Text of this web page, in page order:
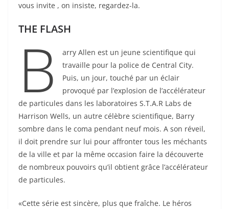
vous invite , on insiste, regardez-la.
THE FLASH
B
arry Allen est un jeune scientifique qui
travaille pour la police de Central City.
Puis, un jour, touché par un éclair
provoqué par l’explosion de l’accélérateur
de particules dans les laboratoires S.T.A.R Labs de
Harrison Wells, un autre célèbre scientifique, Barry
sombre dans le coma pendant neuf mois. A son réveil,
il doit prendre sur lui pour affronter tous les méchants
de la ville et par la même occasion faire la découverte
de nombreux pouvoirs qu’il obtient grâce l’accélérateur
de particules.
«Cette série est sincère, plus que fraîche. Le héros